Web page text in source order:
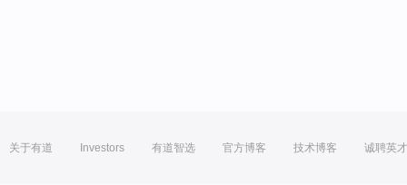
关于有道 Investors 有道智选 官方博客 技术博客 诚聘英才